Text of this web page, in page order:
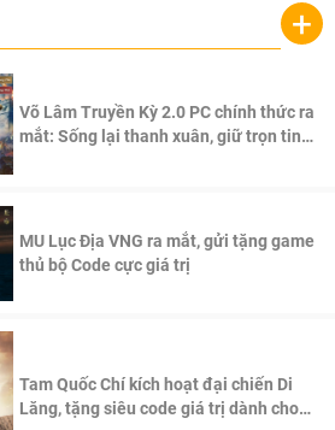
+
Võ Lâm Truyền Kỳ 2.0 PC chính thức ra
mắt: Sống lại thanh xuân, giữ trọn tinh
MU Lục Địa VNG ra mắt, gửi tặng game
thủ bộ Code cực giá trị
Tam Quốc Chí kích hoạt đại chiến Di
Lăng, tặng siêu code giá trị dành cho